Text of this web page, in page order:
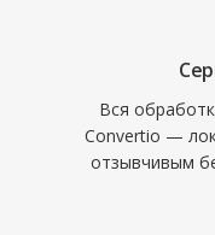
Вся
Convertio —
отзывчивым